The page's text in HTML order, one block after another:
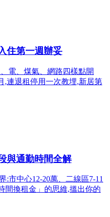
住第一週辦妥
電、煤氣、網路四樣點開
,連退租停用一次教埋,新居第
與通勤時間全解
:市中心12-20萬、二線區7-11
間換租金」的思維,搵出你的